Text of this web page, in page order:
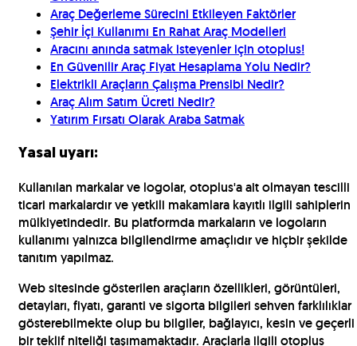
Araç Değerleme Sürecini Etkileyen Faktörler
Şehir İçi Kullanımı En Rahat Araç Modelleri
Aracını anında satmak isteyenler için otoplus!
En Güvenilir Araç Fiyat Hesaplama Yolu Nedir?
Elektrikli Araçların Çalışma Prensibi Nedir?
Araç Alım Satım Ücreti Nedir?
Yatırım Fırsatı Olarak Araba Satmak
Yasal uyarı:
Kullanılan markalar ve logolar, otoplus'a ait olmayan tescilli
ticari markalardır ve yetkili makamlara kayıtlı ilgili sahiplerin
mülkiyetindedir. Bu platformda markaların ve logoların
kullanımı yalnızca bilgilendirme amaçlıdır ve hiçbir şekilde
tanıtım yapılmaz.
Web sitesinde gösterilen araçların özellikleri, görüntüleri,
detayları, fiyatı, garanti ve sigorta bilgileri sehven farklılıklar
gösterebilmekte olup bu bilgiler, bağlayıcı, kesin ve geçerli
bir teklif niteliği taşımamaktadır. Araçlarla ilgili otoplus